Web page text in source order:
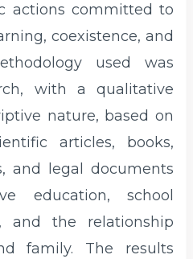
actions committed to
coexistence, and
used was
with a qualitative
nature, based on
articles, books,
and legal documents
education, school
and the relationship
family. The results